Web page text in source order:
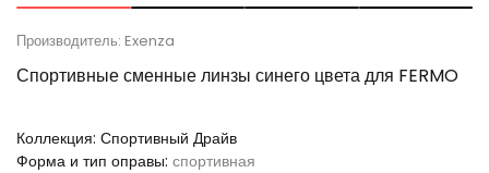
Производитель: Exenza
Спортивные сменные линзы синего цвета для FERMO
Коллекция: Спортивный Драйв
Форма и тип оправы: спортивная